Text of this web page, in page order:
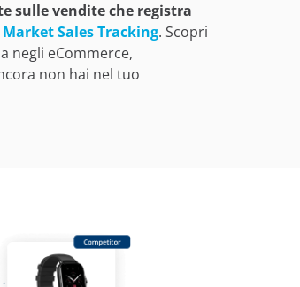
sulle vendite che registra
Market Sales Tracking. Scopri
negli eCommerce,
non hai nel tuo